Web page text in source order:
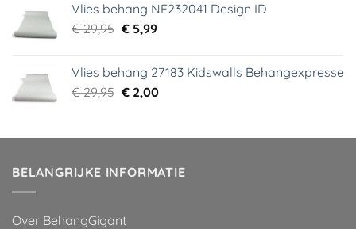
€ 29,95.€ 3,99.
Vlies behang NF232041 Design ID
€29,95 Oorspronkelijke
€ 29,95.
€5,99Huidige
€ 5,99.
Vlies behang 27183 Kidswalls Behangexpresse
€29,95 Oorspronkelijke
€ 29,95.
€2,00Huidige
€ 2,00.
BELANGRIJKE INFORMATIE
Over BehangGigant